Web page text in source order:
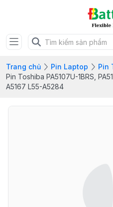
Trang chủ Pin Laptop
Pin
Pin Toshiba PA5107U-1BRS,
A5167 L55-A5284